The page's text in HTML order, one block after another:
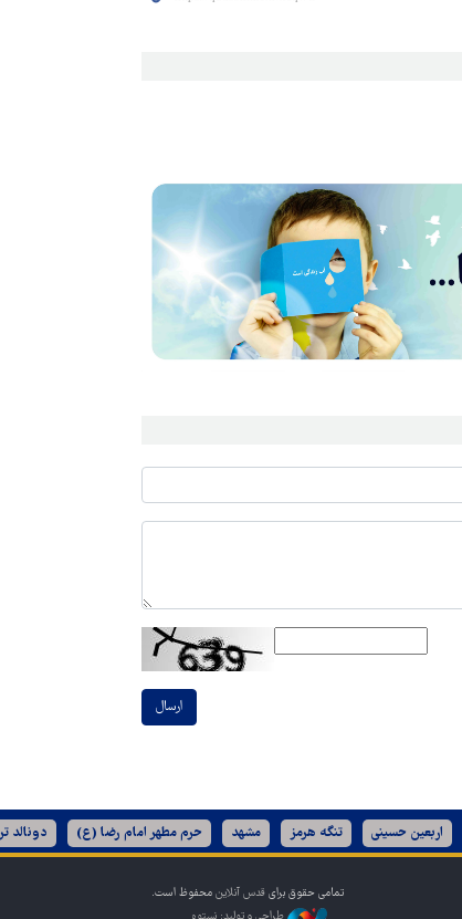
ارسال
اربعین حسینی تنگه هرمز مشهد حرم مطهر امام رضا (ع) دونالد
تمامی حقوق برایقدس آنلاینمحفوظ است.